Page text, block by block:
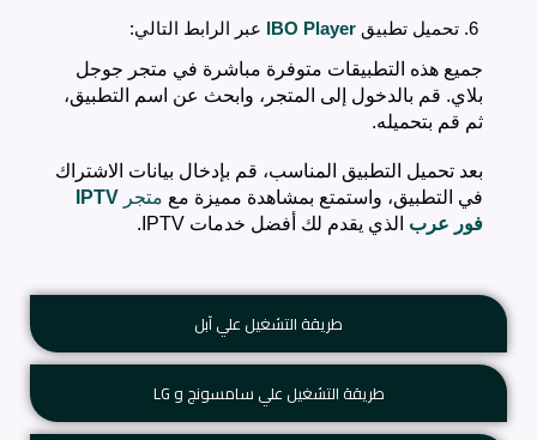
طريقة التشغيل علي آبل
طريقة التشغيل علي سامسونج و LG
تحميل تطبيق IBO Player عبر الرابط التالي:
جميع هذه التطبيقات متوفرة مباشرة في متجر جوجل
بلاي. قم بالدخول إلى المتجر، وابحث عن اسم التطبيق،
ثم قم بتحميله.
بعد تحميل التطبيق المناسب، قم بإدخال بيانات الاشتراك
في التطبيق، واستمتع بمشاهدة مميزة مع متجر IPTV
فور عرب الذي يقدم لك أفضل خدمات IPTV.